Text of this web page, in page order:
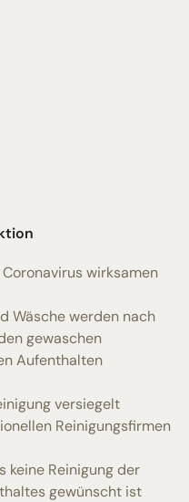
wirksamen
Wäsche werden nach
gewaschen
Aufenthalten
versiegelt
Reinigungsfirmen
keine Reinigung der
gewünscht ist